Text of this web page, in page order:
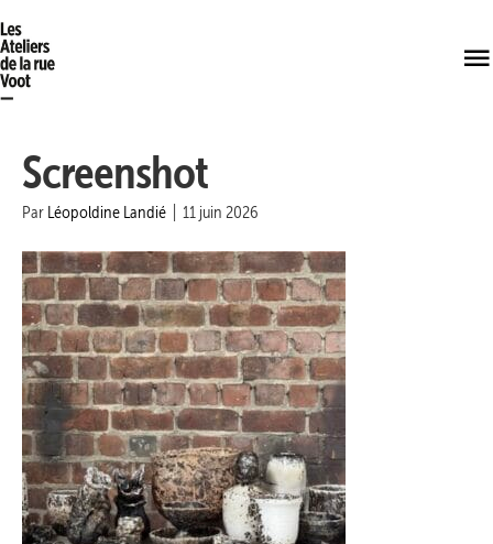
Screenshot
Par Léopoldine Landié 11 juin 2026